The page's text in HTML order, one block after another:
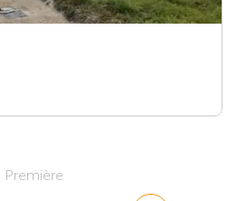
Première